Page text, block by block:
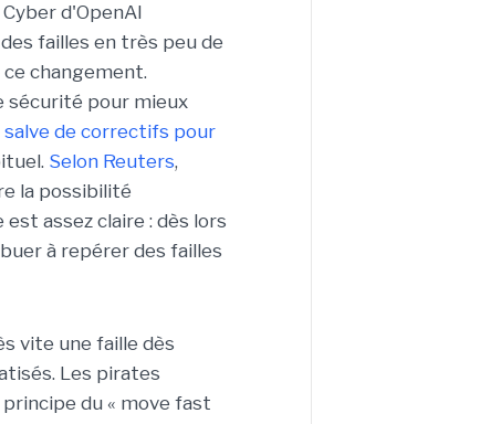
d'OpenAI
failles en très peu de
changement.
sécurité pour mieux
salve de correctifs pour
Selon Reuters,
la possibilité
est assez claire : dès lors
à repérer des failles
vite une faille dès
Les pirates
du « move fast